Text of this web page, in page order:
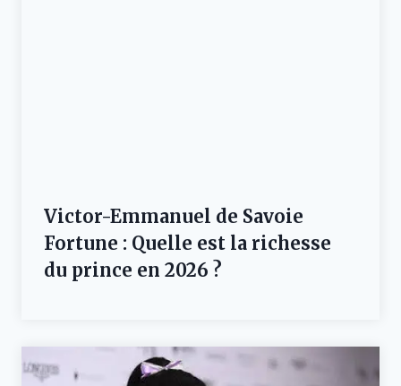
Victor-Emmanuel de Savoie
Fortune : Quelle est la richesse
du prince en 2026 ?